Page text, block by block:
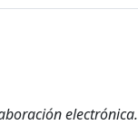
electrónica.